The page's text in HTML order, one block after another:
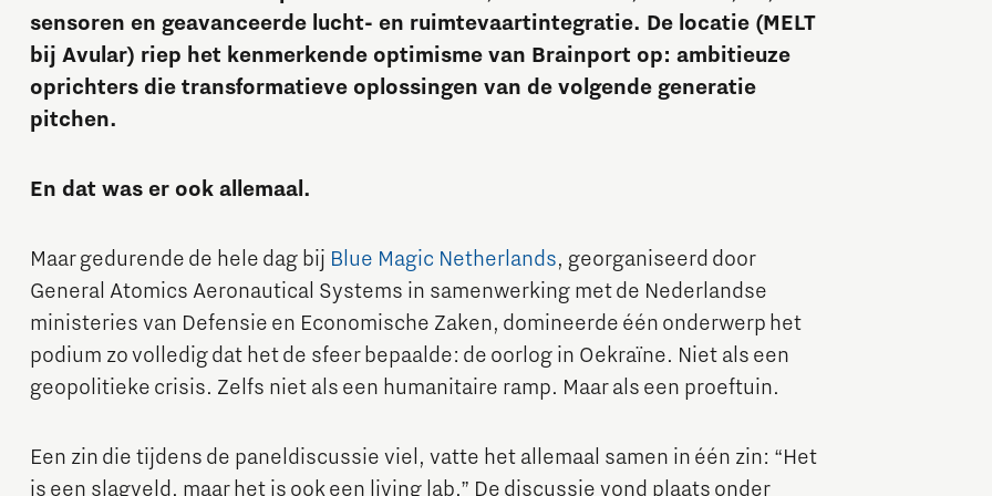
Brainport Industries Campus
High Tech Campus Eindhoven
Next Tech Food Factories
sensoren en geavanceerde lucht- en ruimtevaartintegratie. De locatie (MELT
bij Avular) riep het kenmerkende optimisme van Brainport op: ambitieuze
oprichters die transformatieve oplossingen van de volgende generatie
pitchen.
En dat was er ook allemaal.
Maar gedurende de hele dag bij Blue Magic Netherlands, georganiseerd door
General Atomics Aeronautical Systems in samenwerking met de Nederlandse
ministeries van Defensie en Economische Zaken, domineerde één onderwerp het
podium zo volledig dat het de sfeer bepaalde: de oorlog in Oekraïne. Niet als een
geopolitieke crisis. Zelfs niet als een humanitaire ramp. Maar als een proeftuin.
Een zin die tijdens de paneldiscussie viel, vatte het allemaal samen in één zin: “Het
is een slagveld, maar het is ook een living lab.” De discussie vond plaats onder